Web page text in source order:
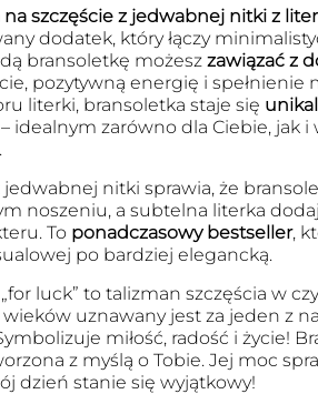
szczęście z jedwabnej nitki z
dodatek, który łączy
bransoletkę możesz zawiązać z
pozytywną energię i spełnienie
literki, bransoletka staje się
– idealnym zarówno dla Ciebie, jak i
nitki sprawia, że
noszeniu, a subtelna literka
To ponadczasowy bestseller,
po bardziej elegancką.
luck” to talizman szczęścia w
uznawany jest za jeden z
miłość, radość i życie!
z myślą o Tobie. Jej moc
dzień stanie się wyjątkowy!